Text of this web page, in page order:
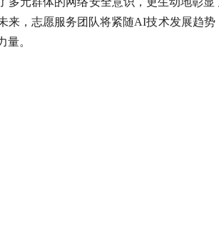
来，志愿服务团队将紧随AI技术发展趋
量。